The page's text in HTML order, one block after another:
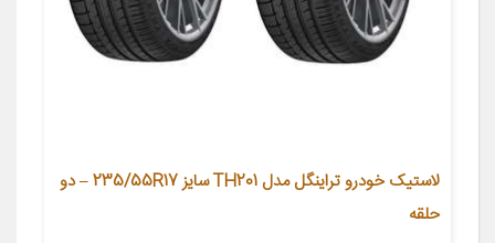
لاستیک خودرو تراینگل مدل TH201 سایز 235/55R17 – دو
حلقه